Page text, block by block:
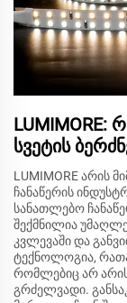
LUMIMORE:
სვეტის
LUMIMORE არის
ჩანაწერის
სანათლებო
შექმნილია
კვლევაში და
ტექნოლოგია,
რომლებიც არ
გრძელვადი.